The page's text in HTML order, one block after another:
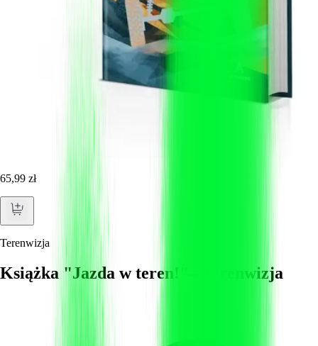
65,99 zł
Terenwizja
Książka "Jazda w teren!"– Terenwizja